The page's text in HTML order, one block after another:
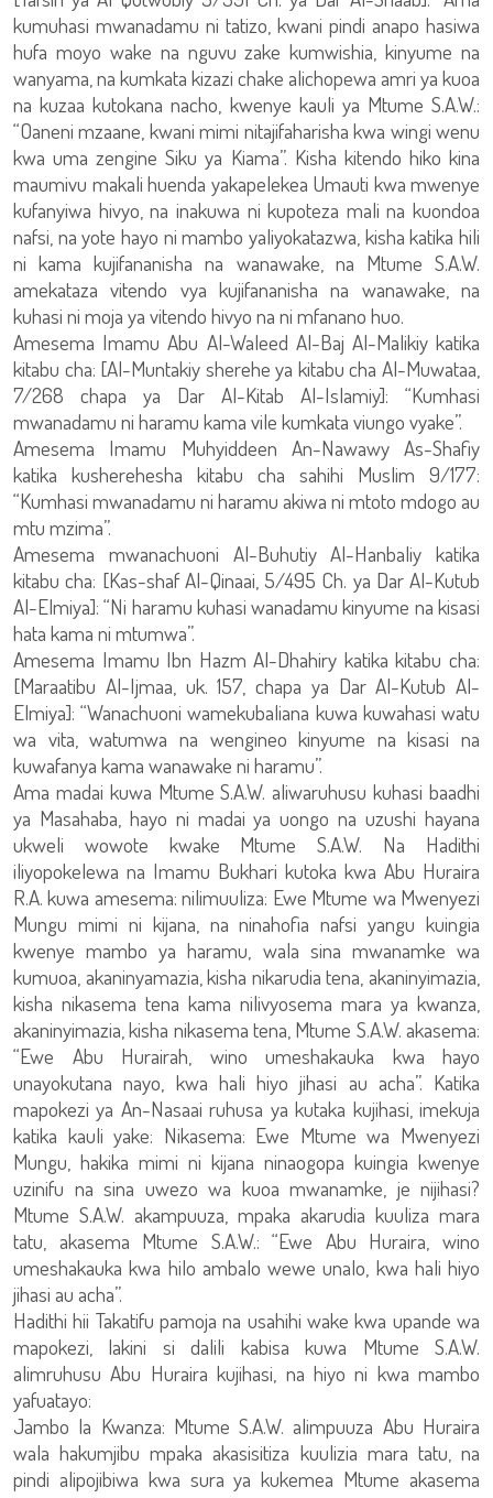
kumuhasi mwanadamu ni tatizo, kwani pindi anapo hasiwa
hufa moyo wake na nguvu zake kumwishia, kinyume na
wanyama, na kumkata kizazi chake alichopewa amri ya kuoa
na kuzaa kutokana nacho, kwenye kauli ya Mtume S.A.W.:
“Oaneni mzaane, kwani mimi nitajifaharisha kwa wingi wenu
kwa uma zengine Siku ya Kiama”. Kisha kitendo hiko kina
maumivu makali huenda yakapelekea Umauti kwa mwenye
kufanyiwa hivyo, na inakuwa ni kupoteza mali na kuondoa
nafsi, na yote hayo ni mambo yaliyokatazwa, kisha katika hili
ni kama kujifananisha na wanawake, na Mtume S.A.W.
amekataza vitendo vya kujifananisha na wanawake, na
kuhasi ni moja ya vitendo hivyo na ni mfanano huo.
Amesema Imamu Abu Al-Waleed Al-Baj Al-Malikiy katika
kitabu cha: [Al-Muntakiy sherehe ya kitabu cha Al-Muwataa,
7/268 chapa ya Dar Al-Kitab Al-Islamiy]: “Kumhasi
mwanadamu ni haramu kama vile kumkata viungo vyake”.
Amesema Imamu Muhyiddeen An-Nawawy As-Shafiy
katika kusherehesha kitabu cha sahihi Muslim 9/177:
“Kumhasi mwanadamu ni haramu akiwa ni mtoto mdogo au
mtu mzima”.
Amesema mwanachuoni Al-Buhutiy Al-Hanbaliy katika
kitabu cha: [Kas-shaf Al-Qinaai, 5/495 Ch. ya Dar Al-Kutub
Al-Elmiya]: “Ni haramu kuhasi wanadamu kinyume na kisasi
hata kama ni mtumwa”.
Amesema Imamu Ibn Hazm Al-Dhahiry katika kitabu cha:
[Maraatibu Al-Ijmaa, uk. 157, chapa ya Dar Al-Kutub Al-
Elmiya]: “Wanachuoni wamekubaliana kuwa kuwahasi watu
wa vita, watumwa na wengineo kinyume na kisasi na
kuwafanya kama wanawake ni haramu”.
Ama madai kuwa Mtume S.A.W. aliwaruhusu kuhasi baadhi
ya Masahaba, hayo ni madai ya uongo na uzushi hayana
ukweli wowote kwake Mtume S.A.W. Na Hadithi
iliyopokelewa na Imamu Bukhari kutoka kwa Abu Huraira
R.A. kuwa amesema: nilimuuliza: Ewe Mtume wa Mwenyezi
Mungu mimi ni kijana, na ninahofia nafsi yangu kuingia
kwenye mambo ya haramu, wala sina mwanamke wa
kumuoa, akaninyamazia, kisha nikarudia tena, akaninyimazia,
kisha nikasema tena kama nilivyosema mara ya kwanza,
akaninyimazia, kisha nikasema tena, Mtume S.A.W. akasema:
“Ewe Abu Hurairah, wino umeshakauka kwa hayo
unayokutana nayo, kwa hali hiyo jihasi au acha”. Katika
mapokezi ya An-Nasaai ruhusa ya kutaka kujihasi, imekuja
katika kauli yake: Nikasema: Ewe Mtume wa Mwenyezi
Mungu, hakika mimi ni kijana ninaogopa kuingia kwenye
uzinifu na sina uwezo wa kuoa mwanamke, je nijihasi?
Mtume S.A.W. akampuuza, mpaka akarudia kuuliza mara
tatu, akasema Mtume S.A.W.: “Ewe Abu Huraira, wino
umeshakauka kwa hilo ambalo wewe unalo, kwa hali hiyo
jihasi au acha”.
Hadithi hii Takatifu pamoja na usahihi wake kwa upande wa
mapokezi, lakini si dalili kabisa kuwa Mtume S.A.W.
alimruhusu Abu Huraira kujihasi, na hiyo ni kwa mambo
yafuatayo:
Jambo la Kwanza: Mtume S.A.W. alimpuuza Abu Huraira
wala hakumjibu mpaka akasisitiza kuulizia mara tatu, na
pindi alipojibiwa kwa sura ya kukemea Mtume akasema